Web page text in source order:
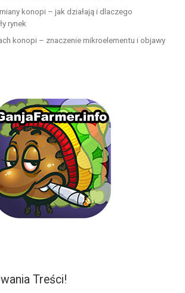
konopi – jak działają i dlaczego
rynek
konopi – znaczenie mikroelementu i objawy
Treści!